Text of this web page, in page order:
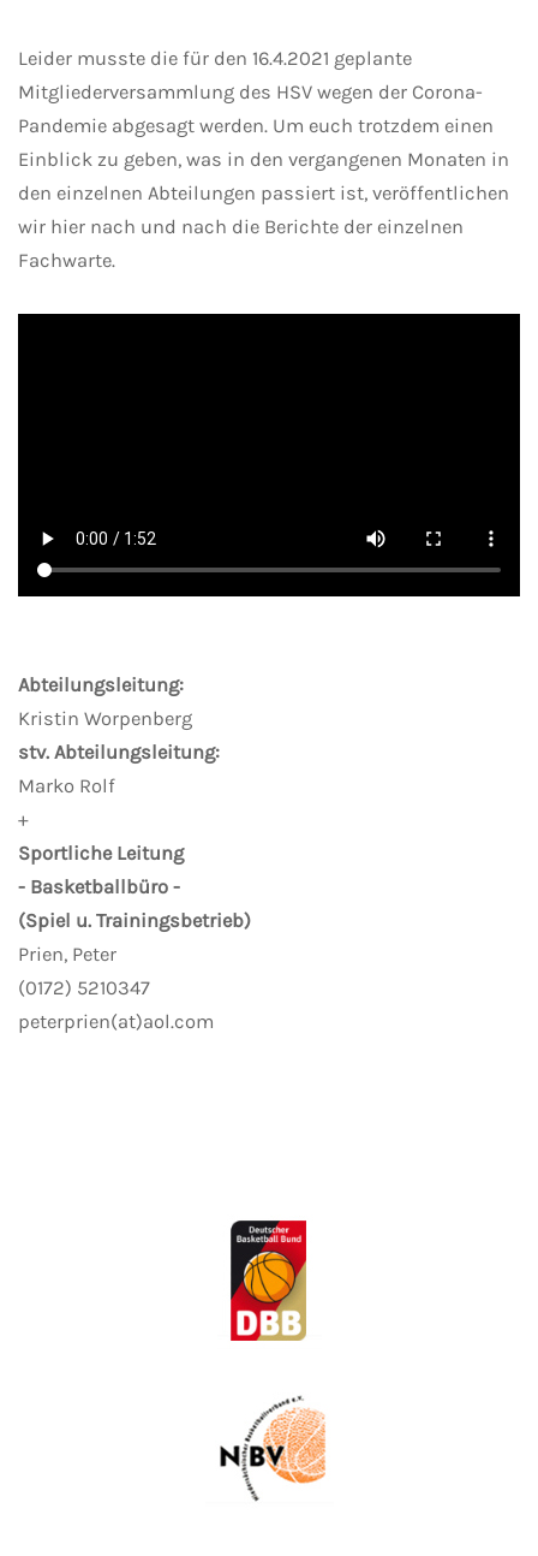
Leider musste die für den 16.4.2021 geplante
Mitgliederversammlung des HSV wegen der Corona-
Pandemie abgesagt werden. Um euch trotzdem einen
Einblick zu geben, was in den vergangenen Monaten in
den einzelnen Abteilungen passiert ist, veröffentlichen
wir hier nach und nach die Berichte der einzelnen
Fachwarte.
Abteilungsleitung:
Kristin Worpenberg
stv. Abteilungsleitung:
Marko Rolf
+
Sportliche Leitung
- Basketballbüro -
(Spiel u. Trainingsbetrieb)
Prien, Peter
(0172) 5210347
peterprien(at)aol.com